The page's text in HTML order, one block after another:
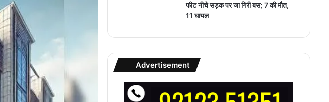
फीट नीचे सड़क पर जा गिरी बस; 7 की मौत,
11 घायल
Advertisement